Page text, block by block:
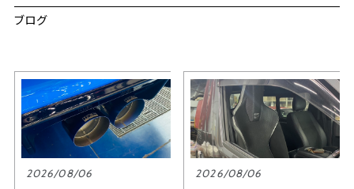
ブログ
2026/08/06 2026/08/06